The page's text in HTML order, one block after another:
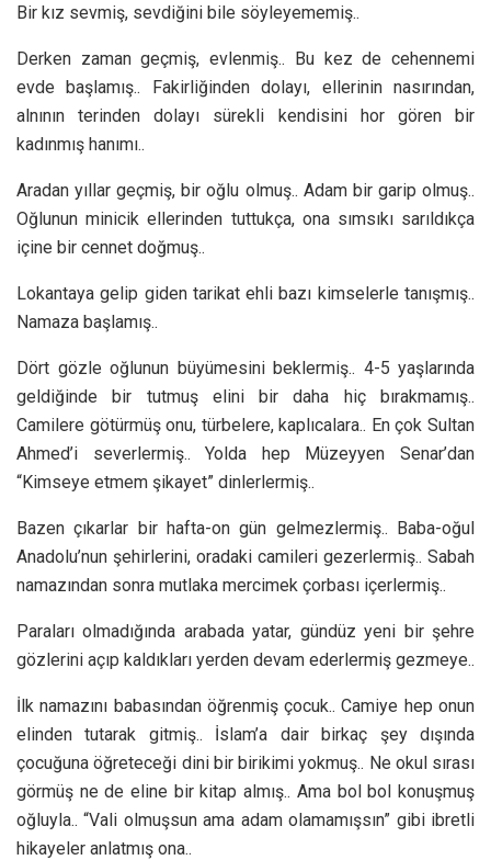
Bir kız sevmiş, sevdiğini bile söyleyememiş..
Derken zaman geçmiş, evlenmiş.. Bu kez de cehennemi
evde başlamış.. Fakirliğinden dolayı, ellerinin nasırından,
alnının terinden dolayı sürekli kendisini hor gören bir
kadınmış hanımı..
Aradan yıllar geçmiş, bir oğlu olmuş.. Adam bir garip olmuş..
Oğlunun minicik ellerinden tuttukça, ona sımsıkı sarıldıkça
içine bir cennet doğmuş..
Lokantaya gelip giden tarikat ehli bazı kimselerle tanışmış..
Namaza başlamış..
Dört gözle oğlunun büyümesini beklermiş.. 4-5 yaşlarında
geldiğinde bir tutmuş elini bir daha hiç bırakmamış..
Camilere götürmüş onu, türbelere, kaplıcalara.. En çok Sultan
Ahmed’i severlermiş.. Yolda hep Müzeyyen Senar’dan
“Kimseye etmem şikayet” dinlerlermiş..
Bazen çıkarlar bir hafta-on gün gelmezlermiş.. Baba-oğul
Anadolu’nun şehirlerini, oradaki camileri gezerlermiş.. Sabah
namazından sonra mutlaka mercimek çorbası içerlermiş..
Paraları olmadığında arabada yatar, gündüz yeni bir şehre
gözlerini açıp kaldıkları yerden devam ederlermiş gezmeye..
İlk namazını babasından öğrenmiş çocuk.. Camiye hep onun
elinden tutarak gitmiş.. İslam’a dair birkaç şey dışında
çocuğuna öğreteceği dini bir birikimi yokmuş.. Ne okul sırası
görmüş ne de eline bir kitap almış.. Ama bol bol konuşmuş
oğluyla.. “Vali olmuşsun ama adam olamamışsın” gibi ibretli
hikayeler anlatmış ona..